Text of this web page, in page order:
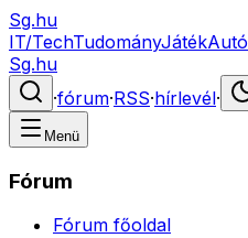
Sg.hu
IT/TechTudományJátékAutó
Sg.hu
·fórum·RSS·hírlevél·
Menü
Fórum
Fórum főoldal